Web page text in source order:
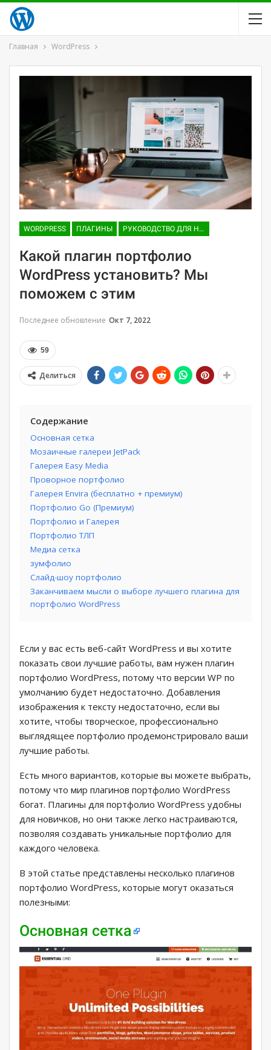
Главная WordPress
WORDPRESS ПЛАГИНЫ РУКОВОДСТВО ДЛЯ НАЧИНАЮЩИХ
Какой плагин портфолио
WordPress установить? Мы
поможем с этим
Последнее обновление Окт 7, 2022
59
Делиться
Содержание
Основная сетка
Мозаичные галереи JetPack
Галерея Easy Media
Проворное портфолио
Галерея Envira (бесплатно + премиум)
Портфолио Go (Премиум)
Портфолио и Галерея
Портфолио ТЛП
Медиа сетка
зумфолио
Слайд-шоу портфолио
Заканчиваем мысли о выборе лучшего плагина для
портфолио WordPress
Если у вас есть веб-сайт WordPress и вы хотите
показать свои лучшие работы, вам нужен плагин
портфолио WordPress, потому что версии WP по
умолчанию будет недостаточно. Добавления
изображения к тексту недостаточно, если вы
хотите, чтобы творческое, профессионально
выглядящее портфолио продемонстрировало ваши
лучшие работы.
Есть много вариантов, которые вы можете выбрать,
потому что мир плагинов портфолио WordPress
богат. Плагины для портфолио WordPress удобны
для новичков, но они также легко настраиваются,
позволяя создавать уникальные портфолио для
каждого человека.
В этой статье представлены несколько плагинов
портфолио WordPress, которые могут оказаться
полезными:
Основная сетка